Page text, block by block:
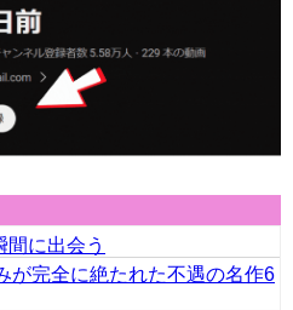
間に出会う
が完全に絶たれた不遇の名作6